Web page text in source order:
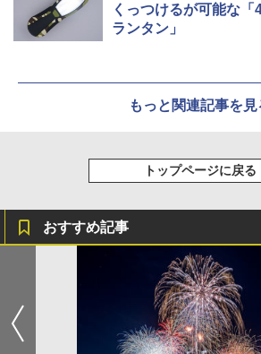
くっつけるが可能な「
ランタン」
もっと関連記事を見
トップページに戻る
おすすめ記事